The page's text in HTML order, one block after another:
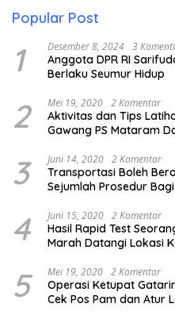
Popular Post
1 Desember 8, 2024 3
Anggota DPR RI
Berlaku Seumur Hidup
2 Mei 19, 2020 2 Komentar
Aktivitas dan Tips
Gawang PS Mataram
3 Juni 14, 2020 2 Komentar
Transportasi Boleh
Sejumlah Prosedur
4 Juni 15, 2020 2 Komentar
Hasil Rapid Test
Marah Datangi Lokasi
5 Mei 19, 2020 2 Komentar
Operasi Ketupat
Cek Pos Pam dan Atur